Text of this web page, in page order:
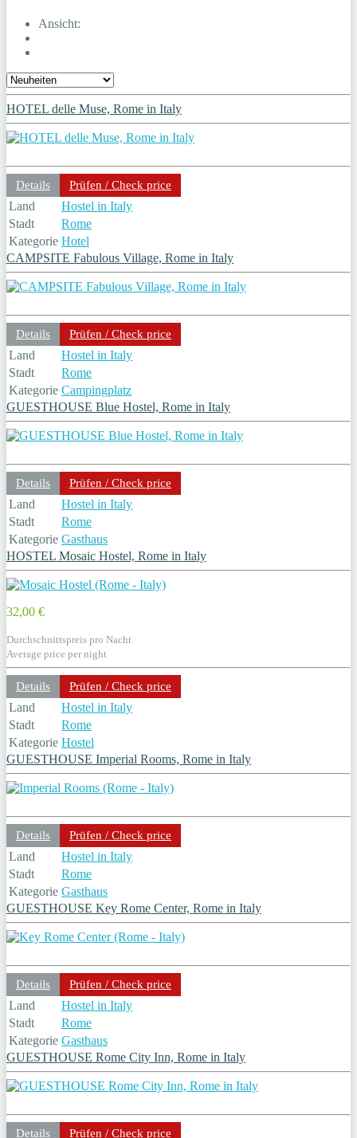
Ansicht:
HOTEL delle Muse, Rome in Italy
Details Prüfen / Check price
Land
Hostel in Italy
Stadt
Rome
Kategorie Hotel
CAMPSITE Fabulous Village, Rome in Italy
Details Prüfen / Check price
Land
Hostel in Italy
Stadt
Rome
Kategorie Campingplatz
GUESTHOUSE Blue Hostel, Rome in Italy
Details Prüfen / Check price
Land
Hostel in Italy
Stadt
Rome
Kategorie Gasthaus
HOSTEL Mosaic Hostel, Rome in Italy
32,00 €
Durchschnittspreis pro Nacht
Average price per night
Details Prüfen / Check price
Land
Hostel in Italy
Stadt
Rome
Kategorie Hostel
GUESTHOUSE Imperial Rooms, Rome in Italy
Details Prüfen / Check price
Land
Hostel in Italy
Stadt
Rome
Kategorie Gasthaus
GUESTHOUSE Key Rome Center, Rome in Italy
Details Prüfen / Check price
Land
Hostel in Italy
Stadt
Rome
Kategorie Gasthaus
GUESTHOUSE Rome City Inn, Rome in Italy
Details Prüfen / Check price